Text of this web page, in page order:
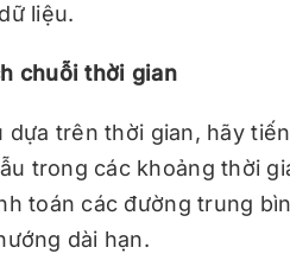
liệu.
chuỗi thời gian
dựa trên thời gian, hãy
trong các khoảng thời
toán các đường trung
dài hạn.